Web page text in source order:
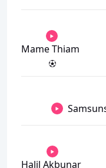
Mame Thiam
Halil Akbunar